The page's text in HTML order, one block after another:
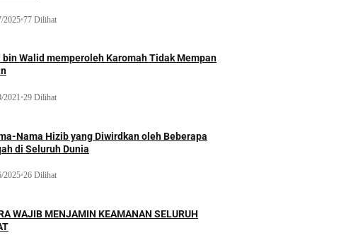
2025•77 Dilihat
bin Walid memperoleh Karomah Tidak Mempan
2021•29 Dilihat
Nama Hizib yang Diwirdkan oleh Beberapa
di Seluruh Dunia
2025•26 Dilihat
WAJIB MENJAMIN KEAMANAN SELURUH